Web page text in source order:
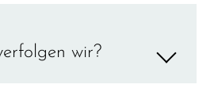
wir?